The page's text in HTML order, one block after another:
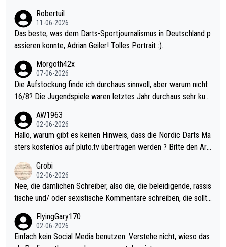
Robertuil
11-06-2026
Das beste, was dem Darts-Sportjournalismus in Deutschland p
assieren konnte, Adrian Geiler! Tolles Portrait :).
Morgoth42x
07-06-2026
Die Aufstockung finde ich durchaus sinnvoll, aber warum nicht
16/8? Die Jugendspiele waren letztes Jahr durchaus sehr kurz
Allerdings ist Mitchell Lawrie als Nummer 1 der Welt eh qualifi
ziert. Somit ändert die automatische Qualifikation des Weltmei
sters erstmal nichts. Ich denke sie wollen damit für nächstes J
ohl wenig WDF Turniere spielen. Dies war bei Archie Self letzt
es Jahr der Fall. Er musste als amtierender Weltmeister durch
den Qualifier und ich glaube kaum, dass Mitchel sich das (in Ve
gas) antun würde, wenn er doch eigentlich die PDC-WM als Zi
el hat.
AW1963
02-06-2026
Hallo, warum gibt es keinen Hinweis, dass die Nordic Darts Ma
sters kostenlos auf pluto.tv übertragen werden ? Bitte den Arti
Grobi
02-06-2026
Nee, die dämlichen Schreiber, also die, die beleidigende, rassis
tische und/ oder sexistische Kommentare schreiben, die sollte
s Leben in den Griff kriegen. Nur eins wundert mich: Luke Little
r war doch neulich erst derjenige, der über Social Media GvV p
FlyingGary170
02-06-2026
Einfach kein Social Media benutzen. Verstehe nicht, wieso das